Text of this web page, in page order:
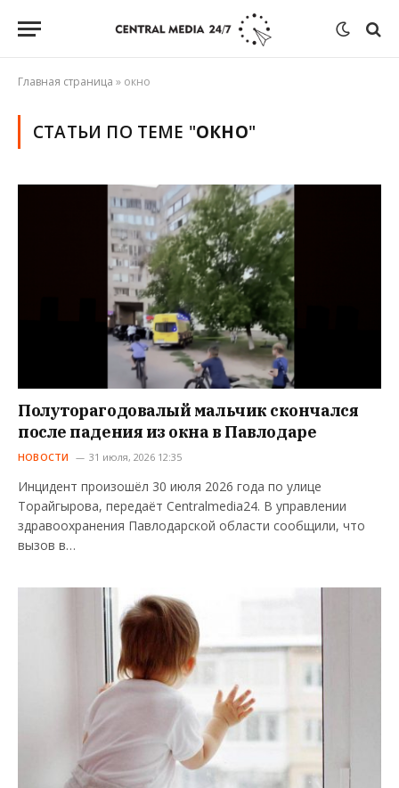
Главная страница » окно
СТАТЬИ ПО ТЕМЕ "ОКНО"
Полуторагодовалый мальчик скончался
после падения из окна в Павлодаре
НОВОСТИ 31 июля, 2026 12:35
Инцидент произошёл 30 июля 2026 года по улице
Торайгырова, передаёт Centralmedia24. В управлении
здравоохранения Павлодарской области сообщили, что
вызов в…